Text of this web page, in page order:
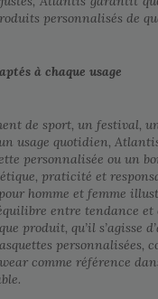
personnalisés de
à chaque usage
de sport, un festival,
usage quotidien,
personnalisée ou un
praticité et
homme et femme
entre tendance et
produit, qu’il s’agisse
personnalisées,
comme référence